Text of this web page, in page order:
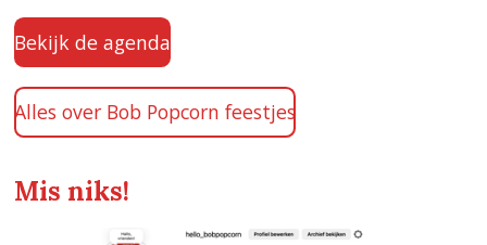
Bekijk de agenda
Alles over Bob Popcorn feestjes
Mis niks!